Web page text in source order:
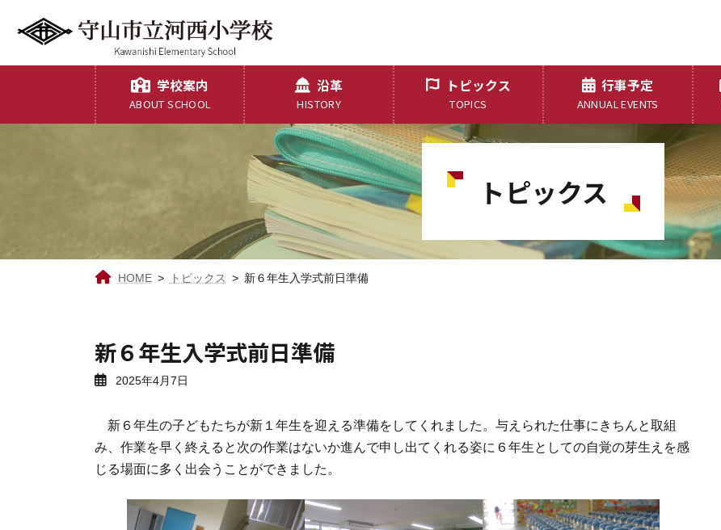
キ
に
学校案内
ABOUT SCHOOL
沿革
HISTORY
トピックス
TOPICS
行事予定
ANNUAL EVENTS
トピックス
HOME トピックス 新６年生入学式前日準備
新６年生入学式前日準備
2025年4月7日
新６年生の子どもたちが新１年生を迎える準備をしてくれました。与えられた仕事にきちんと取組
み、作業を早く終えると次の作業はないか進んで申し出てくれる姿に６年生としての自覚の芽生えを感
じる場面に多く出会うことができました。